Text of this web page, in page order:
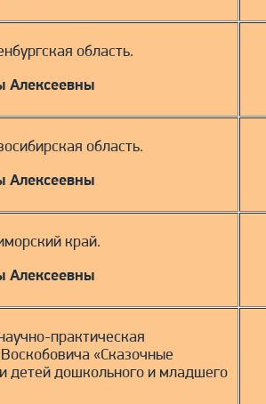
область.
Алексеевны
область.
Алексеевны
край.
Алексеевны
практическая
«Сказочные
детей дошкольного и младшего